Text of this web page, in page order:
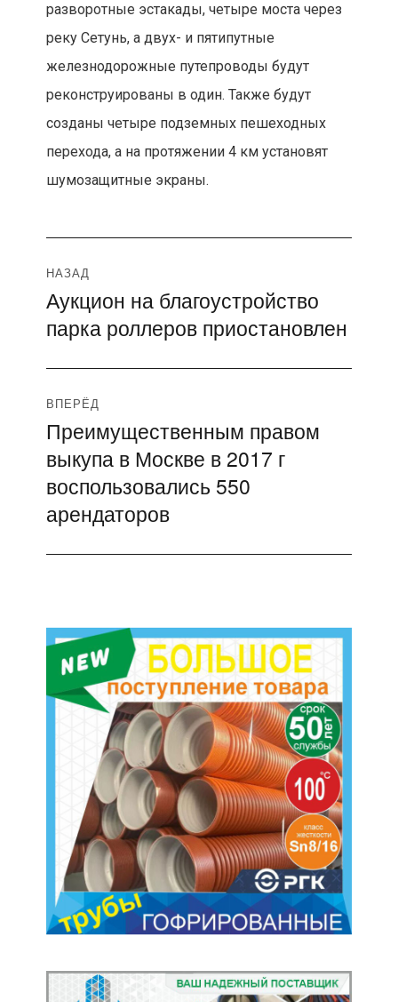
разворотные эстакады, четыре моста через
реку Сетунь, а двух- и пятипутные
железнодорожные путепроводы будут
реконструированы в один. Также будут
созданы четыре подземных пешеходных
перехода, а на протяжении 4 км установят
шумозащитные экраны.
Навигация
по
записям
НАЗАД
Предыдущая
запись:
Аукцион на благоустройство
парка роллеров приостановлен
ВПЕРЁД
Следующая
запись:
Преимущественным правом
выкупа в Москве в 2017 г
воспользовались 550
арендаторов